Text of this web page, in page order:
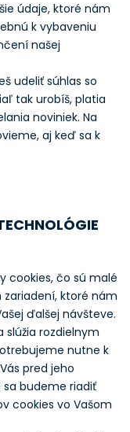
údaje, ktoré nám
k vybaveniu
našej
udeliť súhlas so
tak urobíš, platia
noviniek. Na
aj keď sa k
cookies, čo sú malé
ktoré nám
ďalšej návšteve.
slúžia rozdielnym
nutne k
pred jeho
sa budeme riadiť
cookies vo Vašom